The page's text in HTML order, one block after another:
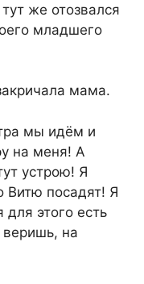
же отозвался
младшего
мама.
мы идём и
на меня! А
устрою! Я
Витю посадят! Я
этого есть
на